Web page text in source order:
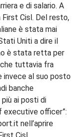
e di salario. A
Cisl. Del resto,
è stata mai
Uniti a dire il
è stata retta per
che tuttavia fra
invece al suo posto
banche
ai posti di
executive officer”:
nell’aprire
Cisl